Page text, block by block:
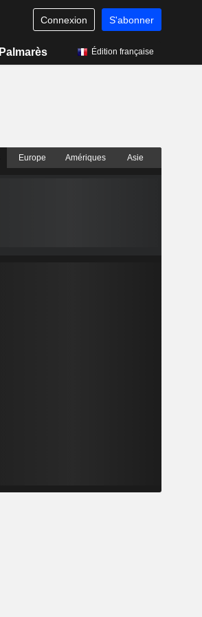
Connexion S'abonner
Palmarès Édition française
Europe Amériques Asie